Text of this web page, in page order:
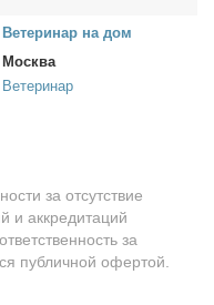
Ве­те­ри­нар на дом
Москва
Ветеринар
за отсутствие
и аккредитаций
за
публичной офертой.